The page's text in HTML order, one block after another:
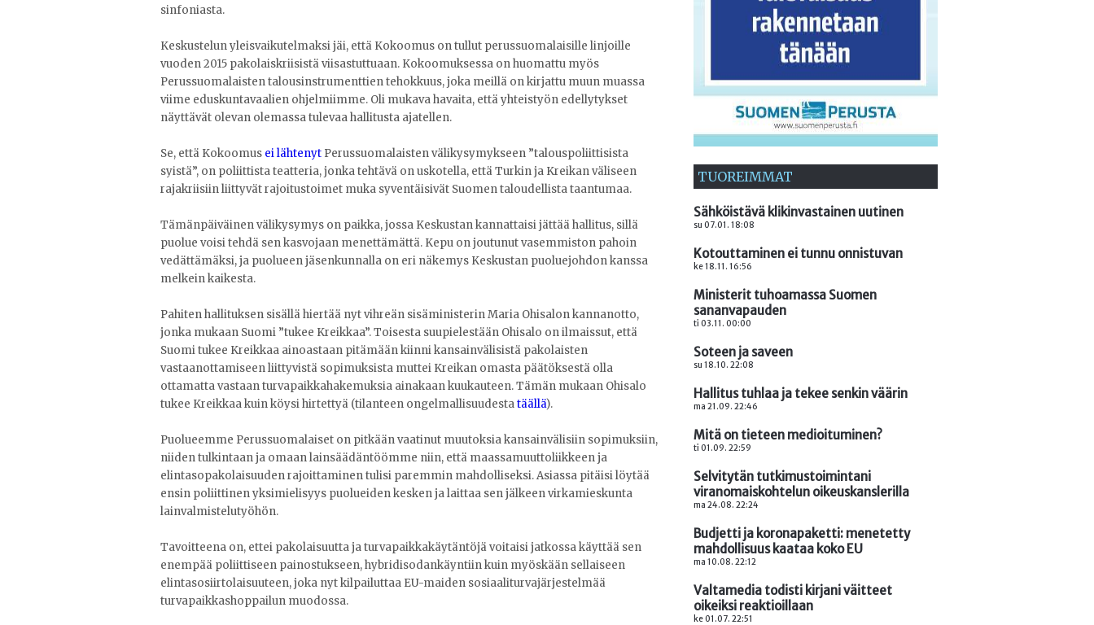
sinfoniasta.
Keskustelun yleisvaikutelmaksi jäi, että Kokoomus on tullut perussuomalaisille linjoille
vuoden 2015 pakolaiskriisistä viisastuttuaan. Kokoomuksessa on huomattu myös
Perussuomalaisten talousinstrumenttien tehokkuus, joka meillä on kirjattu muun muassa
viime eduskuntavaalien ohjelmiimme. Oli mukava havaita, että yhteistyön edellytykset
näyttävät olevan olemassa tulevaa hallitusta ajatellen.
Se, että Kokoomus ei lähtenyt Perussuomalaisten välikysymykseen ”talouspoliittisista
syistä”, on poliittista teatteria, jonka tehtävä on uskotella, että Turkin ja Kreikan väliseen
rajakriisiin liittyvät rajoitustoimet muka syventäisivät Suomen taloudellista taantumaa.
Tämänpäiväinen välikysymys on paikka, jossa Keskustan kannattaisi jättää hallitus, sillä
puolue voisi tehdä sen kasvojaan menettämättä. Kepu on joutunut vasemmiston pahoin
vedättämäksi, ja puolueen jäsenkunnalla on eri näkemys Keskustan puoluejohdon kanssa
melkein kaikesta.
Pahiten hallituksen sisällä hiertää nyt vihreän sisäministerin Maria Ohisalon kannanotto,
jonka mukaan Suomi ”tukee Kreikkaa”. Toisesta suupielestään Ohisalo on ilmaissut, että
Suomi tukee Kreikkaa ainoastaan pitämään kiinni kansainvälisistä pakolaisten
vastaanottamiseen liittyvistä sopimuksista muttei Kreikan omasta päätöksestä olla
ottamatta vastaan turvapaikkahakemuksia ainakaan kuukauteen. Tämän mukaan Ohisalo
tukee Kreikkaa kuin köysi hirtettyä (tilanteen ongelmallisuudestatäällä).
Puolueemme Perussuomalaiset on pitkään vaatinut muutoksia kansainvälisiin sopimuksiin,
niiden tulkintaan ja omaan lainsäädäntöömme niin, että maassamuuttoliikkeen ja
elintasopakolaisuuden rajoittaminen tulisi paremmin mahdolliseksi. Asiassa pitäisi löytää
ensin poliittinen yksimielisyys puolueiden kesken ja laittaa sen jälkeen virkamieskunta
lainvalmistelutyöhön.
Tavoitteena on, ettei pakolaisuutta ja turvapaikkakäytäntöjä voitaisi jatkossa käyttää sen
enempää poliittiseen painostukseen, hybridisodankäyntiin kuin myöskään sellaiseen
elintasosiirtolaisuuteen, joka nyt kilpailuttaa EU-maiden sosiaaliturvajärjestelmää
turvapaikkashoppailun muodossa.
TUOREIMMAT
Sähköistävä klikinvastainen uutinen
su 07.01. 18:08
Kotouttaminen ei tunnu onnistuvan
ke 18.11. 16:56
Ministerit tuhoamassa Suomen
sananvapauden
ti 03.11. 00:00
Soteen ja saveen
su 18.10. 22:08
Hallitus tuhlaa ja tekee senkin väärin
ma 21.09. 22:46
Mitä on tieteen medioituminen?
ti 01.09. 22:59
Selvitytän tutkimustoimintani
viranomaiskohtelun oikeuskanslerilla
ma 24.08. 22:24
Budjetti ja koronapaketti: menetetty
mahdollisuus kaataa koko EU
ma 10.08. 22:12
Valtamedia todisti kirjani väitteet
oikeiksi reaktioillaan
ke 01.07. 22:51